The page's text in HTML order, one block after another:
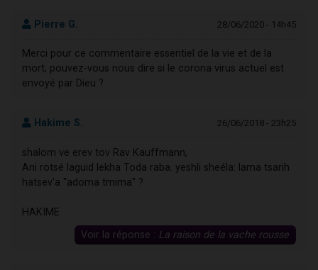
Pierre G. 28/06/2020 - 14h45
Merci pour ce commentaire essentiel de la vie et de la
mort, pouvez-vous nous dire si le corona virus actuel est
envoyé par Dieu ?
Hakime S. 26/06/2018 - 23h25
shalom ve erev tov Rav Kauffmann,
Ani rotsé laguid lekha Toda raba. yeshli sheéla: lama tsarih
hatsev'a "adoma tmima" ?
HAKIME
Voir la réponse : La raison de la vache rousse